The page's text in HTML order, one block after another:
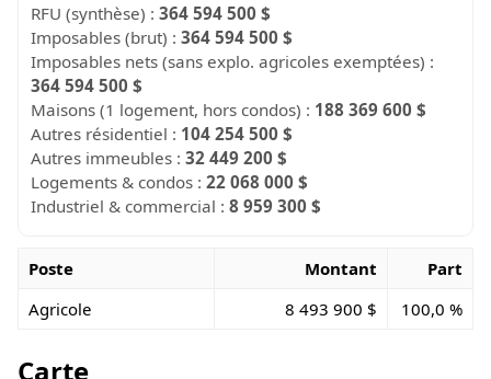
RFU (synthèse) :364 594 500 $
Imposables (brut) :364 594 500 $
Imposables nets (sans explo. agricoles exemptées) :
364 594 500 $
Maisons (1 logement, hors condos) : 188 369 600 $
Autres résidentiel : 104 254 500 $
Autres immeubles :32 449 200 $
Logements & condos :22 068 000 $
Industriel & commercial :8 959 300 $
Poste Montant
Part
Agricole
8 493 900 $ 100,0 %
Carte